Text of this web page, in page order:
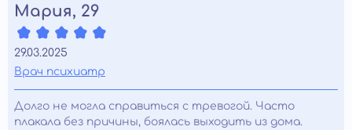
Мария, 29
29.03.2025
Врач психиатр
Долго не могла справиться с тревогой. Часто
плакала без причины, боялась выходить из дома.